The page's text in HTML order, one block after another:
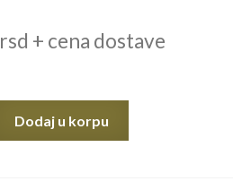
rsd + cena dostave
Dodaj u korpu